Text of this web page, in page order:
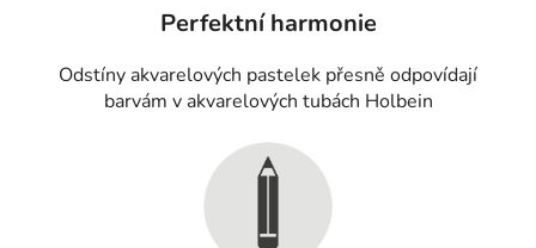
Perfektní harmonie
Odstíny akvarelových pastelek přesně odpovídají
barvám v akvarelových tubách Holbein